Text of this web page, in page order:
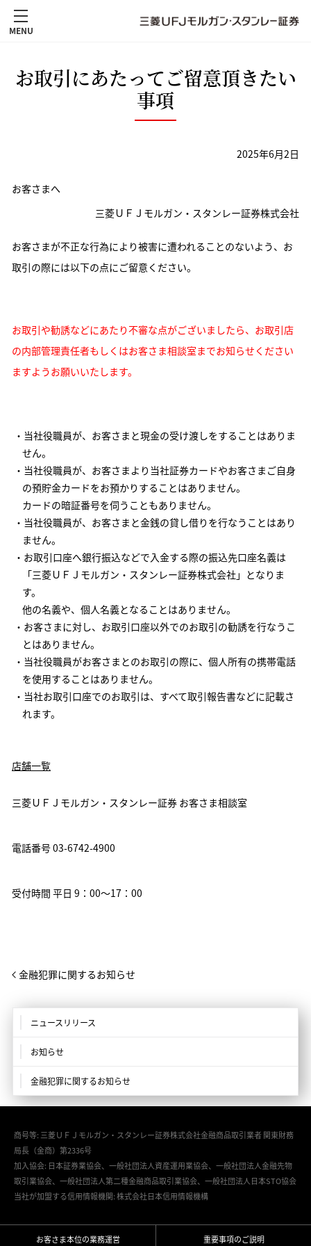
MENU
お取引にあたってご留意頂きたい
事項
2025年6月2日
お客さまへ
三菱ＵＦＪモルガン・スタンレー証券株式会社
お客さまが不正な行為により被害に遭われることのないよう、お
取引の際には以下の点にご留意ください。
お取引や勧誘などにあたり不審な点がございましたら、お取引店
の内部管理責任者もしくはお客さま相談室までお知らせください
ますようお願いいたします。
・当社役職員が、お客さまと現金の受け渡しをすることはありま
せん。
・当社役職員が、お客さまより当社証券カードやお客さまご自身
の預貯金カードをお預かりすることはありません。
カードの暗証番号を伺うこともありません。
・当社役職員が、お客さまと金銭の貸し借りを行なうことはあり
ません。
・お取引口座へ銀行振込などで入金する際の振込先口座名義は
「三菱ＵＦＪモルガン・スタンレー証券株式会社」となりま
す。
他の名義や、個人名義となることはありません。
・お客さまに対し、お取引口座以外でのお取引の勧誘を行なうこ
とはありません。
・当社役職員がお客さまとのお取引の際に、個人所有の携帯電話
を使用することはありません。
・当社お取引口座でのお取引は、すべて取引報告書などに記載さ
れます。
店舗一覧
三菱ＵＦＪモルガン・スタンレー証券 お客さま相談室
電話番号 03-6742-4900
受付時間 平日 9：00～17：00
金融犯罪に関するお知らせ
ニュースリリース
お知らせ
金融犯罪に関するお知らせ
商号等: 三菱ＵＦＪモルガン・スタンレー証券株式会社金融商品取引業者 関東財務
局長（金商）第2336号
加入協会: 日本証券業協会、一般社団法人資産運用業協会、一般社団法人金融先物
取引業協会、一般社団法人第二種金融商品取引業協会、一般社団法人日本STO協会
当社が加盟する信用情報機関: 株式会社日本信用情報機構
お客さま本位の業務運営 重要事項のご説明